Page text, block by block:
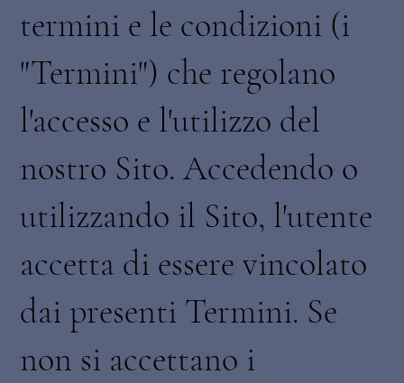
termini e le condizioni (i
"Termini") che regolano
l'accesso e l'utilizzo del
nostro Sito. Accedendo o
utilizzando il Sito, l'utente
accetta di essere vincolato
dai presenti Termini. Se
non si accettano i